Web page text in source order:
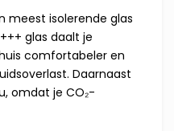
meest isolerende glas
glas daalt je
comfortabeler en
Daarnaast
omdat je CO₂-